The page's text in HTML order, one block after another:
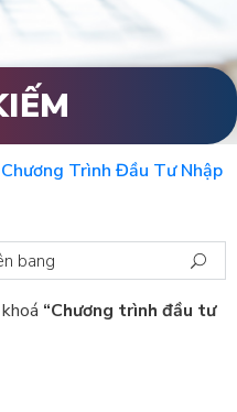
Trình Đầu Tư Nhập
“Chương trình đầu tư